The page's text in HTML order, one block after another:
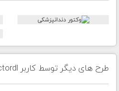
طرح های دیگر توسط کاربر vectordl